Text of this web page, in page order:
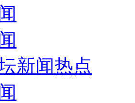
新闻热点